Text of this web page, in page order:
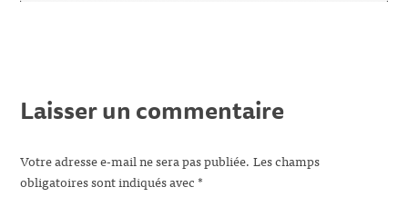
Laisser un commentaire
Votre adresse e-mail ne sera pas publiée. Les champs
obligatoires sont indiqués avec*